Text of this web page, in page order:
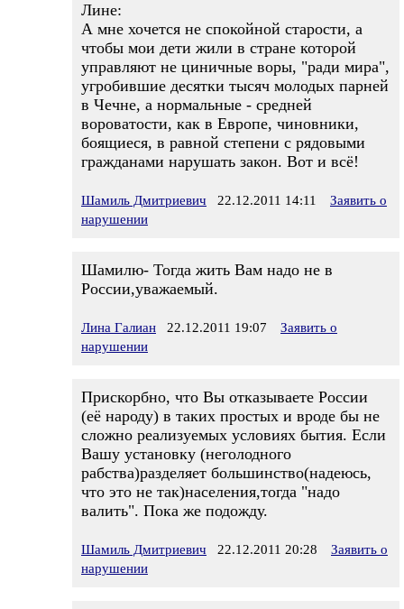
Лине:
А мне хочется не спокойной старости, а
чтобы мои дети жили в стране которой
управляют не циничные воры, "ради мира",
угробившие десятки тысяч молодых парней
в Чечне, а нормальные - средней
вороватости, как в Европе, чиновники,
боящиеся, в равной степени с рядовыми
гражданами нарушать закон. Вот и всё!
Шамиль Дмитриевич 22.12.2011 14:11
Заявить о
нарушении
Шамилю- Тогда жить Вам надо не в
России,уважаемый.
Лина Галиан 22.12.2011 19:07
Заявить о
нарушении
Прискорбно, что Вы отказываете России
(её народу) в таких простых и вроде бы не
сложно реализуемых условиях бытия. Если
Вашу установку (неголодного
рабства)разделяет большинство(надеюсь,
что это не так)населения,тогда "надо
валить". Пока же подожду.
Шамиль Дмитриевич 22.12.2011 20:28
Заявить о
нарушении